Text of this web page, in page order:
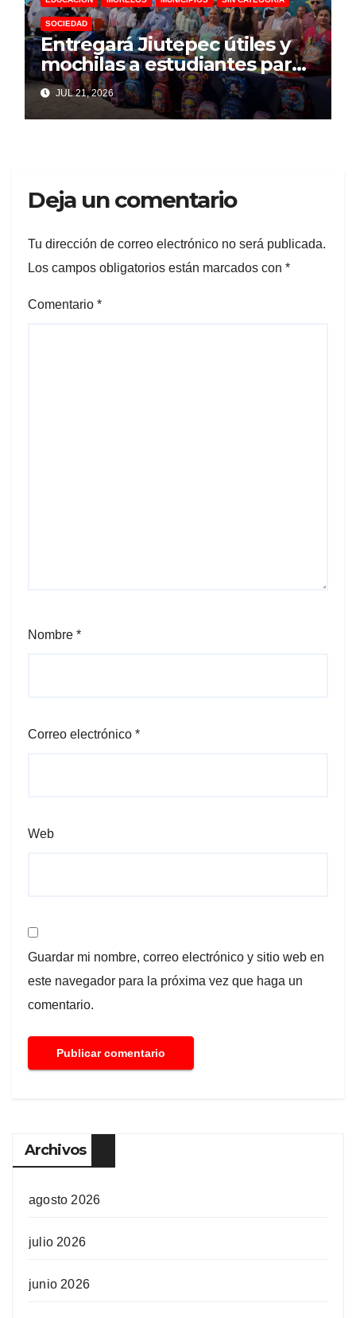
SOCIEDAD
Entregará Jiutepec útiles y
mochilas a estudiantes para
el próximo ciclo escolar
JUL 21, 2026
Deja un comentario
Tu dirección de correo electrónico no será publicada.
Los campos obligatorios están marcados con *
Comentario *
Nombre *
Correo electrónico *
Web
Guardar mi nombre, correo electrónico y sitio web en
este navegador para la próxima vez que haga un
comentario.
Archivos
agosto 2026
julio 2026
junio 2026